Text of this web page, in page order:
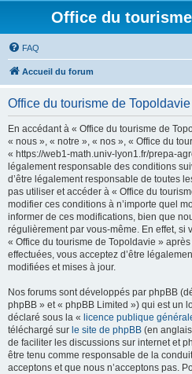
Office du
FAQ
Accueil du forum
Office du tourisme de
En accédant à « Office du tourisme de
« nous », « notre », « nos », « Office du
« https://web1-math.univ-lyon1.fr/prepa-
légalement responsable des conditions
d’être légalement responsable de toutes
pas utiliser et accéder à « Office du
modifier ces conditions à n’importe quel
informer de ces modifications, bien que
régulièrement par vous-même. En effet, si
« Office du tourisme de Topoldavie »
effectuées, vous acceptez d’être
modifiées et mises à jour.
Nos forums sont développés par phpBB
phpBB » et « phpBB Limited ») qui est un
déclaré sous la « licence publique
téléchargé sur le site de phpBB (en
de faciliter les discussions sur internet et
être tenu comme responsable de la
acceptons et que nous n’acceptons pas.